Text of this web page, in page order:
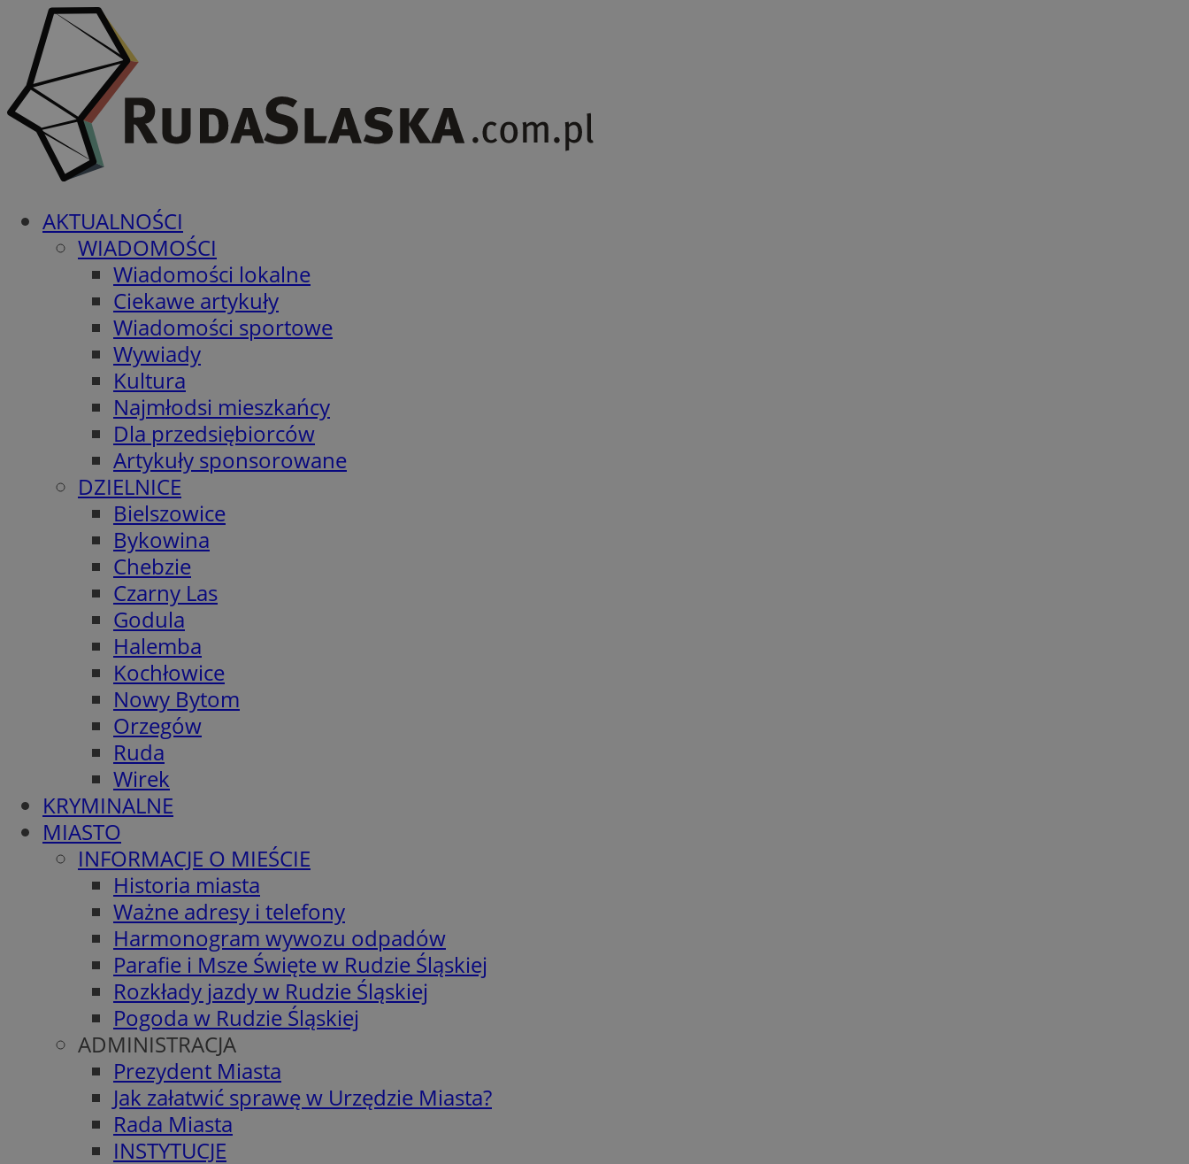
AKTUALNOŚCI
WIADOMOŚCI
Wiadomości lokalne
Ciekawe artykuły
Wiadomości sportowe
Wywiady
Kultura
Najmłodsi mieszkańcy
Dla przedsiębiorców
Artykuły sponsorowane
DZIELNICE
Bielszowice
Bykowina
Chebzie
Czarny Las
Godula
Halemba
Kochłowice
Nowy Bytom
Orzegów
Ruda
Wirek
KRYMINALNE
MIASTO
INFORMACJE O MIEŚCIE
Historia miasta
Ważne adresy i telefony
Harmonogram wywozu odpadów
Parafie i Msze Święte w Rudzie Śląskiej
Rozkłady jazdy w Rudzie Śląskiej
Pogoda w Rudzie Śląskiej
ADMINISTRACJA
Prezydent Miasta
Jak załatwić sprawę w Urzędzie Miasta?
Rada Miasta
INSTYTUCJE